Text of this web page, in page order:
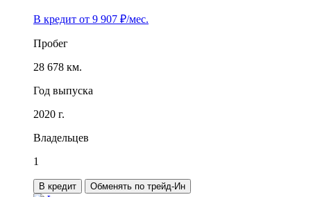
В кредит от 9 907 ₽/мес.
Пробег
28 678 км.
Год выпуска
2020 г.
Владельцев
1
В кредит Обменять по трейд-Ин